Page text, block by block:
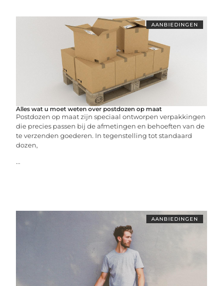
AANBIEDINGEN
Alles wat u moet weten over postdozen op maat
Postdozen op maat zijn speciaal ontworpen verpakkingen
die precies passen bij de afmetingen en behoeften van de
te verzenden goederen. In tegenstelling tot standaard
dozen,
...
AANBIEDINGEN